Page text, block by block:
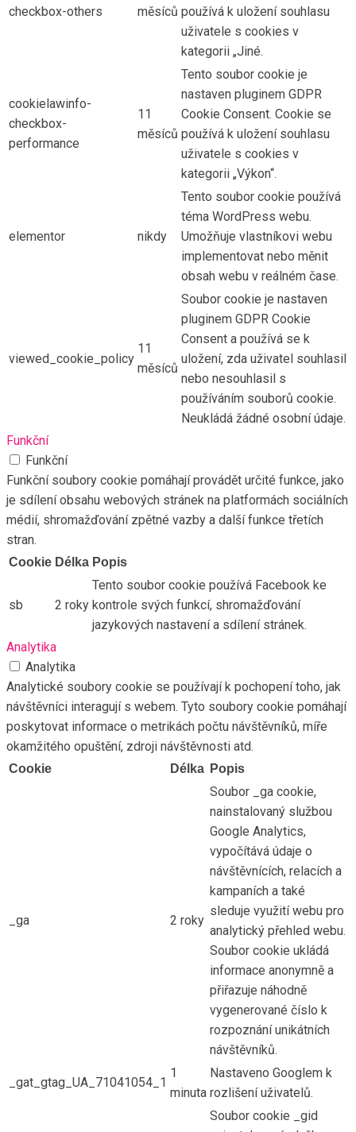
checkbox-others měsíců používá k uložení souhlasu
uživatele s cookies v
kategorii „Jiné.
cookielawinfo-
checkbox-
performance
11
měsíců
Tento soubor cookie je
nastaven pluginem GDPR
Cookie Consent. Cookie se
používá k uložení souhlasu
uživatele s cookies v
kategorii „Výkon“.
elementor nikdy
Tento soubor cookie používá
téma WordPress webu.
Umožňuje vlastníkovi webu
implementovat nebo měnit
obsah webu v reálném čase.
viewed_cookie_policy
11
měsíců
Soubor cookie je nastaven
pluginem GDPR Cookie
Consent a používá se k
uložení, zda uživatel souhlasil
nebo nesouhlasil s
používáním souborů cookie.
Neukládá žádné osobní údaje.
Funkční
Funkční
Funkční soubory cookie pomáhají provádět určité funkce, jako
je sdílení obsahu webových stránek na platformách sociálních
médií, shromažďování zpětné vazby a další funkce třetích
stran.
Cookie Délka Popis
sb 2 roky
Tento soubor cookie používá Facebook ke
kontrole svých funkcí, shromažďování
jazykových nastavení a sdílení stránek.
Analytika
Analytika
Analytické soubory cookie se používají k pochopení toho, jak
návštěvníci interagují s webem. Tyto soubory cookie pomáhají
poskytovat informace o metrikách počtu návštěvníků, míře
okamžitého opuštění, zdroji návštěvnosti atd.
Cookie Délka Popis
_ga 2 roky
Soubor _ga cookie,
nainstalovaný službou
Google Analytics,
vypočítává údaje o
návštěvnících, relacích a
kampaních a také
sleduje využití webu pro
analytický přehled webu.
Soubor cookie ukládá
informace anonymně a
přiřazuje náhodně
vygenerované číslo k
rozpoznání unikátních
návštěvníků.
_gat_gtag_UA_71041054_1
1
minuta
Nastaveno Googlem k
rozlišení uživatelů.
Soubor cookie _gid